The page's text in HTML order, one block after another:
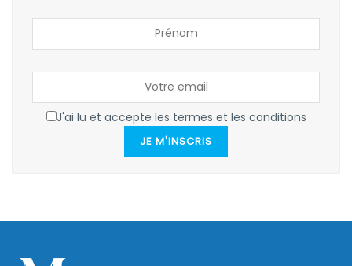
J'ai lu et accepte les termes et les conditions
JE M'INSCRIS